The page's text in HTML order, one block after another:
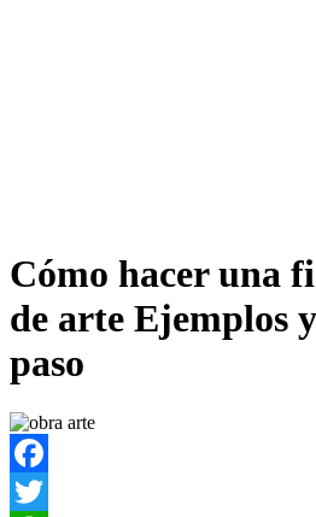
Cómo hacer una
de arte Ejemplos
paso
Facebook